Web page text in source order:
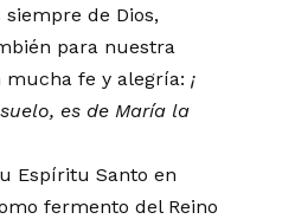
de Dios,
para nuestra
mucha fe y alegría:¡
es de María la
Espíritu Santo en
fermento del Reino